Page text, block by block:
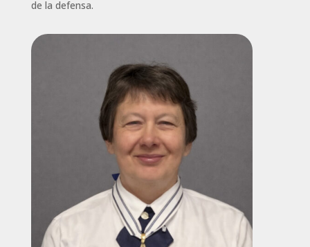
de la defensa.